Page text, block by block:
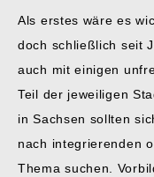
Als erstes wäre es
doch schließlich seit
auch mit einigen
Teil der jeweiligen
in Sachsen sollten
nach integrierenden
Thema suchen.